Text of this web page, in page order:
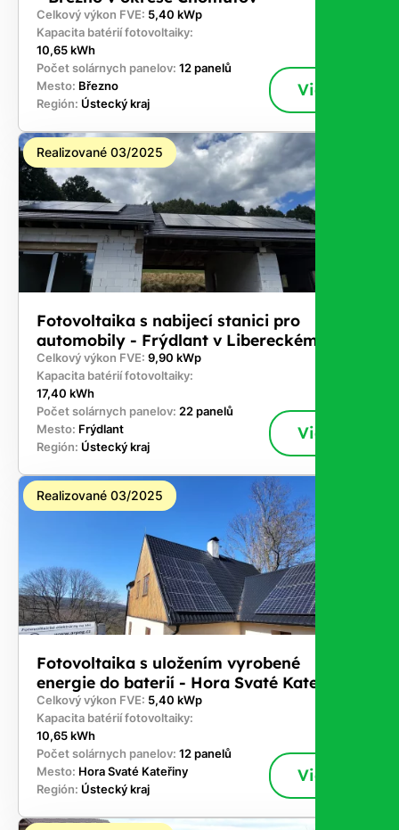
Celkový výkon FVE: 5,40 kWp
Kapacita batérií fotovoltaiky:
10,65 kWh
Počet solárnych panelov: 12 panelů
Mesto: Březno
Región: Ústecký kraj
Viac
Realizované 03/2025
Fotovoltaika s nabijecí stanici pro
automobily - Frýdlant v Libereckém kraji
Celkový výkon FVE: 9,90 kWp
Kapacita batérií fotovoltaiky:
17,40 kWh
Počet solárnych panelov: 22 panelů
Mesto: Frýdlant
Región: Ústecký kraj
Viac
Realizované 03/2025
Fotovoltaika s uložením vyrobené
energie do baterií - Hora Svaté Kateřiny
Celkový výkon FVE: 5,40 kWp
Kapacita batérií fotovoltaiky:
10,65 kWh
Počet solárnych panelov: 12 panelů
Mesto: Hora Svaté Kateřiny
Región: Ústecký kraj
Viac